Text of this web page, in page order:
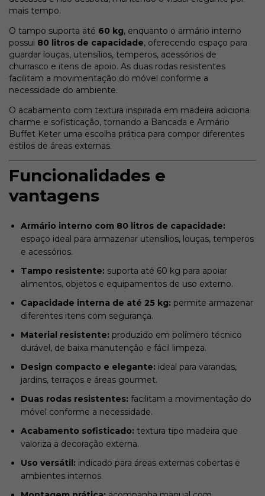
mais tempo.
O tampo suporta até 60 kg, enquanto o armário interno
possui 80 litros de capacidade, oferecendo espaço para
guardar louças, utensílios, temperos, acessórios de
churrasco e itens de apoio. As duas rodas resistentes
facilitam a movimentação do móvel conforme a
necessidade do ambiente.
O acabamento com textura inspirada em madeira adiciona
charme e sofisticação, tornando a Bancada e Armário
Buffet Keter uma escolha prática para compor diferentes
estilos de áreas externas.
Funcionalidades e
vantagens
Armário interno com 80 litros de capacidade:
espaço ideal para armazenar utensílios, louças, temperos
e acessórios.
Tampo resistente: suporta até 60 kg para apoiar
alimentos, objetos e equipamentos de uso externo.
Capacidade interna de até 25 kg: permite armazenar
diferentes itens com segurança.
Material resistente: produzido em polímero técnico
durável, de baixa manutenção e fácil limpeza.
Design compacto e elegante: ideal para varandas,
jardins, terraços e áreas gourmet.
Duas rodas resistentes: facilitam a movimentação do
móvel conforme a necessidade.
Acabamento sofisticado: textura tipo madeira que
valoriza a decoração externa.
Uso versátil: indicado para áreas externas cobertas e
ambientes internos.